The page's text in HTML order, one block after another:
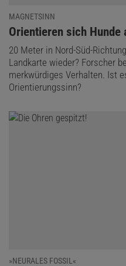
MAGNETSINN
:
Orientieren sich Hunde
20 Meter in Nord-Süd-
Landkarte wieder? Forscher
merkwürdiges Verhalten. Ist
Orientierungssinn?
»NEURALES FOSSIL«